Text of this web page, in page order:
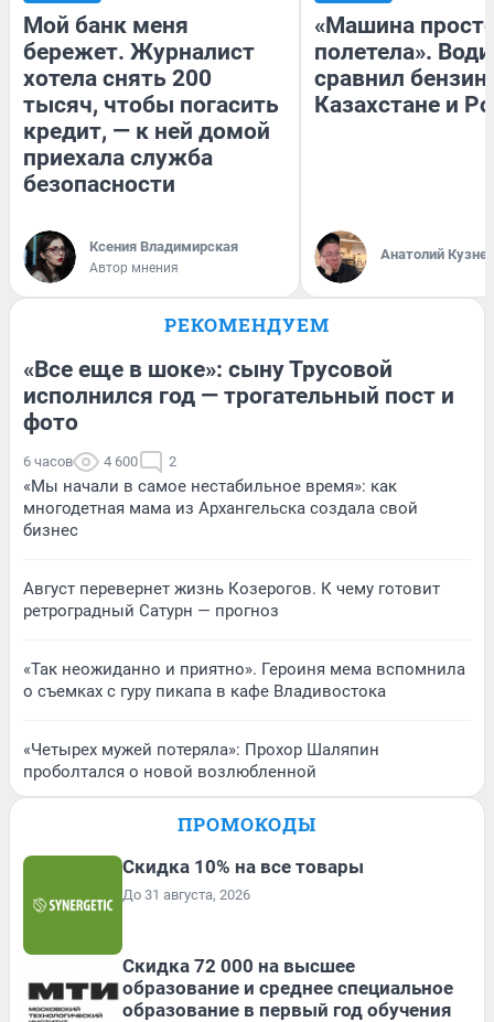
Мой банк меня
бережет. Журналист
хотела снять 200
тысяч, чтобы погасить
кредит, — к ней домой
приехала служба
безопасности
Ксения Владимирская
Автор мнения
«Машина
полетела».
сравнил бензин
Казахстане и
Анатолий
РЕКОМЕНДУЕМ
«Все еще в шоке»: сыну Трусовой
исполнился год — трогательный пост и
фото
6 часов 4 600 2
«Мы начали в самое нестабильное время»: как
многодетная мама из Архангельска создала свой
бизнес
Август перевернет жизнь Козерогов. К чему готовит
ретроградный Сатурн — прогноз
«Так неожиданно и приятно». Героиня мема вспомнила
о съемках с гуру пикапа в кафе Владивостока
«Четырех мужей потеряла»: Прохор Шаляпин
проболтался о новой возлюбленной
ПРОМОКОДЫ
Скидка 10% на все товары
До 31 августа, 2026
Скидка 72 000 на высшее
образование и среднее специальное
образование в первый год обучения